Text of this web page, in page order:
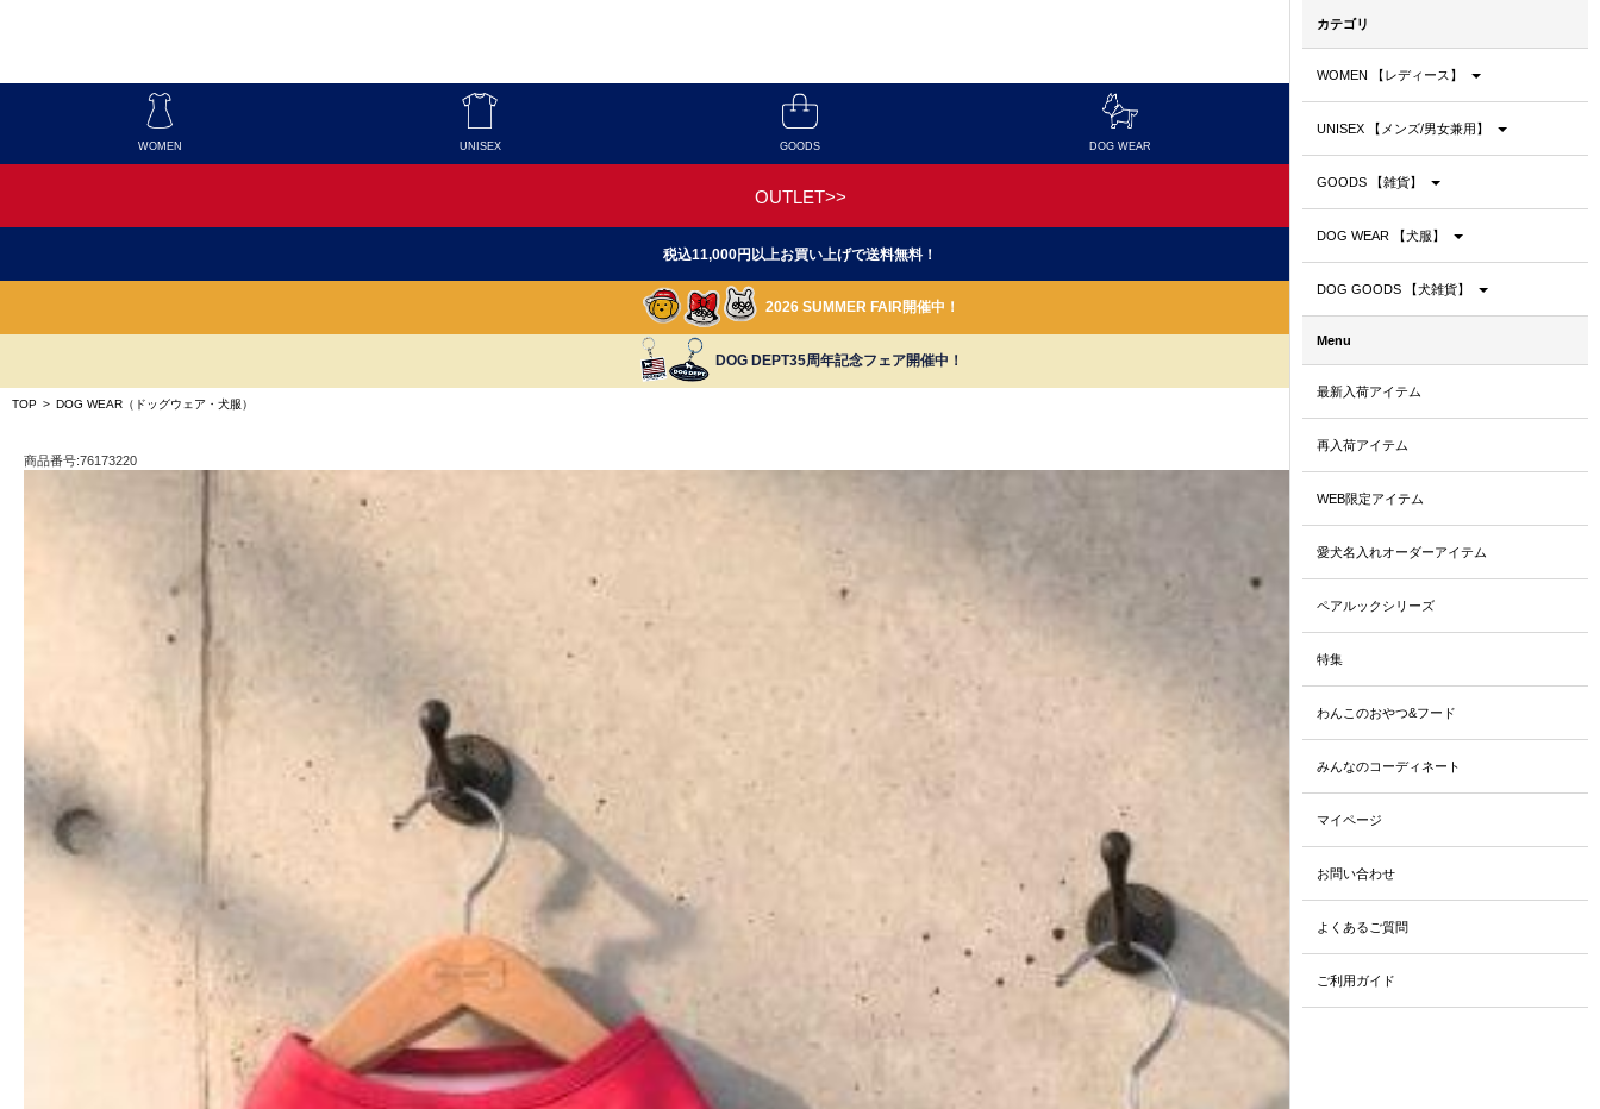
カテゴリ
WOMEN 【レディース】
UNISEX 【メンズ/男女兼用】
GOODS 【雑貨】
DOG WEAR 【犬服】
DOG GOODS 【犬雑貨】
Menu
最新入荷アイテム
再入荷アイテム
WEB限定アイテム
愛犬名入れオーダーアイテム
ペアルックシリーズ
特集
わんこのおやつ&フード
みんなのコーディネート
マイページ
お問い合わせ
よくあるご質問
ご利用ガイド
WOMEN UNISEX GOODS DOG WEAR
OUTLET>>
税込11,000円以上お買い上げで送料無料！
2026 SUMMER FAIR開催中！
DOG DEPT35周年記念フェア開催中！
TOP > DOG WEAR（ドッグウェア・犬服）
商品番号:76173220